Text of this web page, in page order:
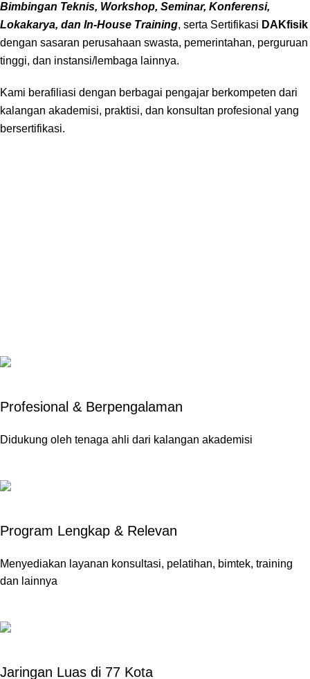
Bimbingan Teknis, Workshop, Seminar, Konferensi,
Lokakarya, dan In-House Training, serta Sertifikasi DAKfisik
dengan sasaran perusahaan swasta, pemerintahan, perguruan
tinggi, dan instansi/lembaga lainnya.
Kami berafiliasi dengan berbagai pengajar berkompeten dari
kalangan akademisi, praktisi, dan konsultan profesional yang
bersertifikasi.
Profesional & Berpengalaman
Didukung oleh tenaga ahli dari kalangan akademisi
Program Lengkap & Relevan
Menyediakan layanan konsultasi, pelatihan, bimtek, training
dan lainnya
Jaringan Luas di 77 Kota